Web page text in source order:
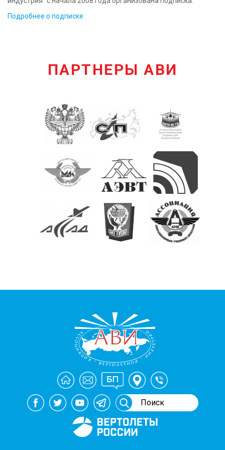
КОНТАКТЫ
Подробнее о подписке
ПАРТНЕРЫ АВИ